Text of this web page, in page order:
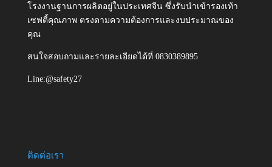
โรงงานฐานการผลิตอยู่ในประเทศจีน ซึ่งรับนำเข้ารองเท้า
เซฟตี้คุณภาพ ตรงตามความต้องการและงบประมาณของ
คุณ
สนใจสอบถามและรายละเอียดได้ที่ 0830389895
Line:@safety27
ติดต่อเรา